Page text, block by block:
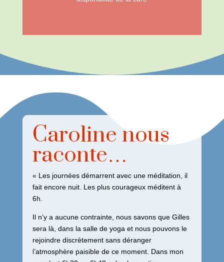
Caroline nous
raconte…
« Les journées démarrent avec une méditation, il
fait encore nuit. Les plus courageux méditent à
6h.
Il n’y a aucune contrainte, nous savons que Gilles
sera là, dans la salle de yoga et nous pouvons le
rejoindre discrètement sans déranger
l’atmosphère paisible de ce moment. Dans mon